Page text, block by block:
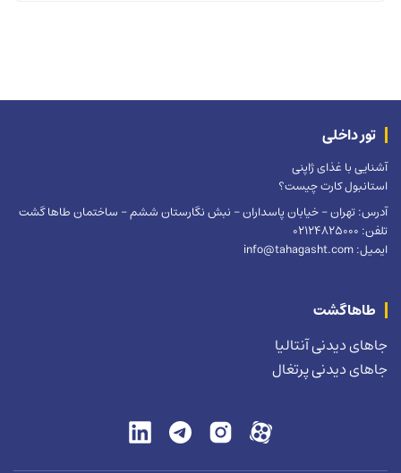
طاهاگشت
جاهای دیدنی آنتالیا
جاهای دیدنی پرتغال
تور داخلی
آشنایی با غذای ژاپنی
استانبول کارت چیست؟
آدرس: تهران – خیابان پاسداران – نبش نگارستان ششم – ساختمان طاها گشت
تلفن: 02124825000
ایمیل: info@tahagasht.com